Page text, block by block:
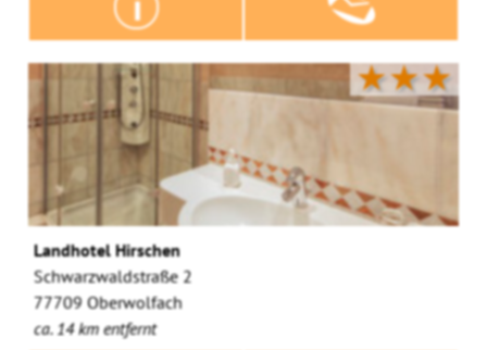
★★★
Landhotel Hirschen
Schwarzwaldstraße 2
77709 Oberwolfach
ca. 14 km entfernt